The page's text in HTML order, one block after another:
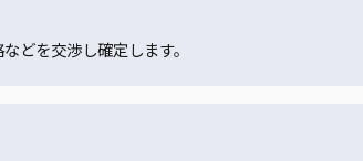
どを交渉し確定します。